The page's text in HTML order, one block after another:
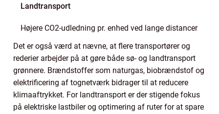
Landtransport
Højere CO2-udledning pr. enhed ved lange distancer
Det er også værd at nævne, at flere transportører og
rederier arbejder på at gøre både sø- og landtransport
grønnere. Brændstoffer som naturgas, biobrændstof og
elektrificering af tognetværk bidrager til at reducere
klimaaftrykket. For landtransport er der stigende fokus
på elektriske lastbiler og optimering af ruter for at spare